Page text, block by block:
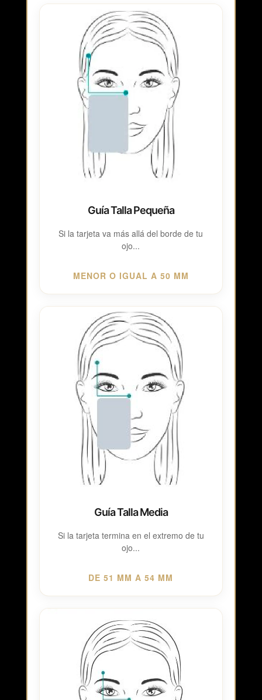
Guía Talla Pequeña
Si la tarjeta va más allá del borde de tu
ojo...
MENOR O IGUAL A 50 MM
Guía Talla Media
Si la tarjeta termina en el extremo de tu
ojo...
DE 51 MM A 54 MM